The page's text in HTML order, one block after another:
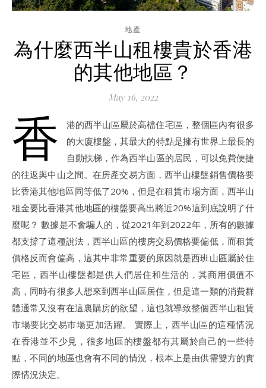
地產
為什麼西半山租樓貴於香港
的其他地區？
May 16, 2022
香
港的西半山區屬於高檔住宅區，整個區內有很多
的大廈樓盤，其最大的特點是擁有世界上最長的
自動扶梯，作為西半山區的居民，可以免費便捷
的往返與中山之間。在房產交易方面，西半山樓盤銷售價格要
比香港其他地區同等低了20%，但是在租賃市場方面，西半山
租金要比香港其他地區的樓盤要高出將近20%這到底說明了什
麼呢？ 數據是不會騙人的，從2021年到2022年，所有的數據
都支撐了這種說法，西半山區的樓房交易價格要偏低，而租賃
價格反而會偏高，這其中非常重要的原因就是西班山區屬於住
宅區，西半山樓盤都是供人們居住和生活的，其商用價值不
高，同時有很多人想來到西半山區居住，但是這一類的消費群
體通常又沒有在這裏購房的欲望，這也就導致整個西半山租賃
市場要比交易市場更加活躍。 實際上，西半山區的這種情況
在香港並不少見，很多地區的樓盤都有其屬於自己的一些特
點，不同的地區也會有不同的情況，根本上是由供需雙方的實
際情況決定。